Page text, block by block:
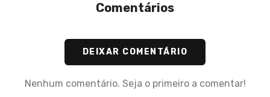
Comentários
DEIXAR COMENTÁRIO
Nenhum comentário. Seja o primeiro a comentar!